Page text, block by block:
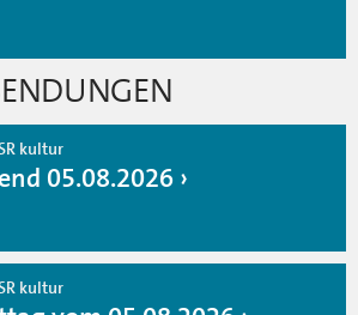
kultur
05.08.2026
kultur